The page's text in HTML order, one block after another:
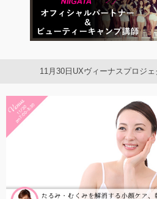
11月30日UXヴィーナスプロジェ